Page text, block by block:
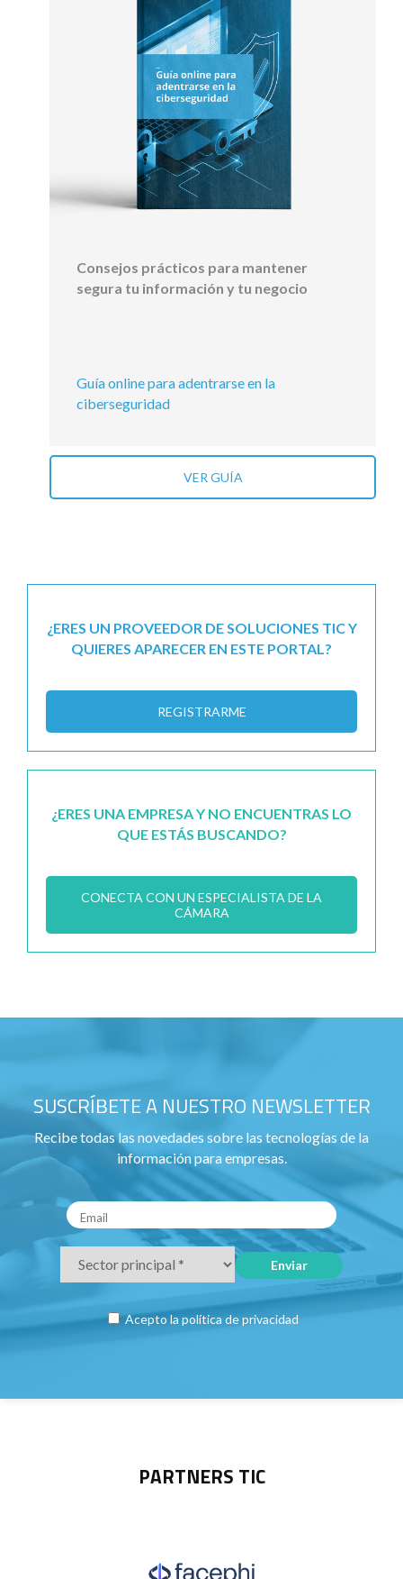
Consejos prácticos para mantener
segura tu información y tu negocio
Guía online para adentrarse en la
ciberseguridad
VER GUÍA
¿ERES UN PROVEEDOR DE SOLUCIONES TIC Y
QUIERES APARECER EN ESTE PORTAL?
REGISTRARME
¿ERES UNA EMPRESA Y NO ENCUENTRAS LO
QUE ESTÁS BUSCANDO?
CONECTA CON UN ESPECIALISTA DE LA
CÁMARA
SUSCRÍBETE A NUESTRO NEWSLETTER
Recibe todas las novedades sobre las tecnologías de la
información para empresas.
Acepto la política de privacidad
PARTNERS TIC